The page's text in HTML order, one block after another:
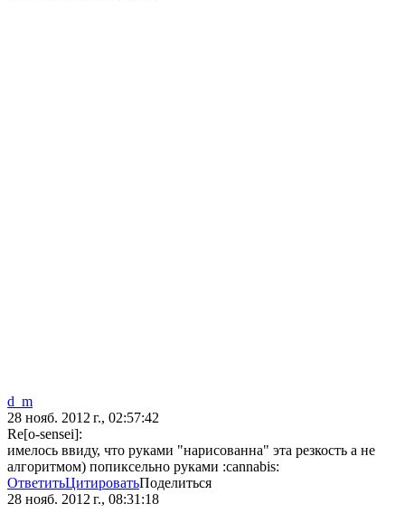
d_m
28 нояб. 2012 г., 02:57:42
Re[o-sensei]:
имелось ввиду, что руками "нарисованна" эта резкость а не
алгоритмом) попиксельно руками :cannabis:
ОтветитьЦитироватьПоделиться
28 нояб. 2012 г., 08:31:18